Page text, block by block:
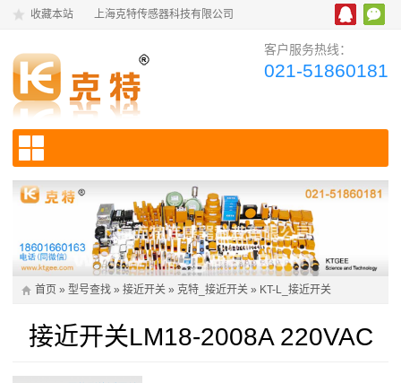
收藏本站 上海克特传感器科技有限公司
客户服务热线：
021-51860181
首页 » 型号查找 » 接近开关 » 克特_接近开关 » KT-L_接近开关
接近开关LM18-2008A 220VAC